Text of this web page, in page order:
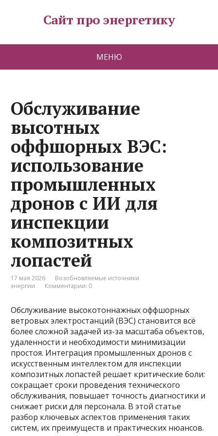
Сайт про энергетику
МЕНЮ
Обслуживание
высотных
оффшорных ВЭС:
использование
промышленных
дронов с ИИ для
инспекции
композитных
лопастей
17 мая 2026
Возобновляемые источники
энергии
Комментарии: 0
Обслуживание высокотоннажных оффшорных
ветровых электростанций (ВЭС) становится всё
более сложной задачей из-за масштаба объектов,
удаленности и необходимости минимизации
простоя. Интеграция промышленных дронов с
искусственным интеллектом для инспекции
композитных лопастей решает критические боли:
сокращает сроки проведения технического
обслуживания, повышает точность диагностики и
снижает риски для персонала. В этой статье
разбор ключевых аспектов применения таких
систем, их преимуществ и практических нюансов.